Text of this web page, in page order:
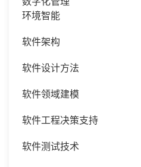
环境智能
软件架构
软件设计方法
软件领域建模
软件工程决策支持
软件测试技术